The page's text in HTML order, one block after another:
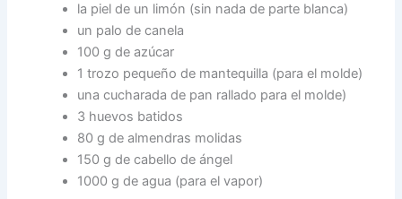
la piel de un limón (sin nada de parte blanca)
un palo de canela
100 g de azúcar
1 trozo pequeño de mantequilla (para el molde)
una cucharada de pan rallado para el molde)
3 huevos batidos
80 g de almendras molidas
150 g de cabello de ángel
1000 g de agua (para el vapor)